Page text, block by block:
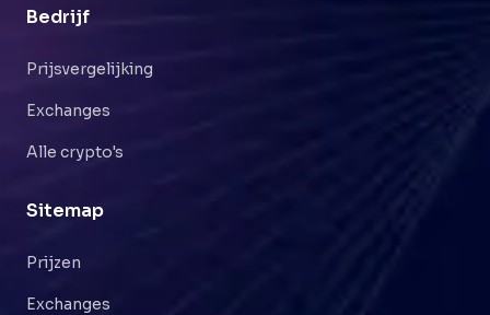
Bedrijf
Prijsvergelijking
Exchanges
Alle crypto's
Sitemap
Prijzen
Exchanges